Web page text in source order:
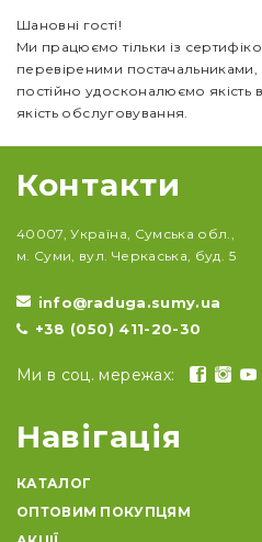
Шановні гості!
Ми працюємо тільки із
перевіреними
постійно удосконалюємо якість
якість обслуговування.
Контакти
40007, Україна, Сумська обл.,
м. Суми, вул. Черкаська, буд. 5
info@raduga.sumy.ua
+38 (050) 411-20-30
Ми в соц. мережах:
Навігація
КАТАЛОГ
ОПТОВИМ ПОКУПЦЯМ